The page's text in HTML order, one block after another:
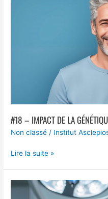
#18 – IMPACT DE LA
Non classé / Institut
Cheveux
Lire la suite »
#17